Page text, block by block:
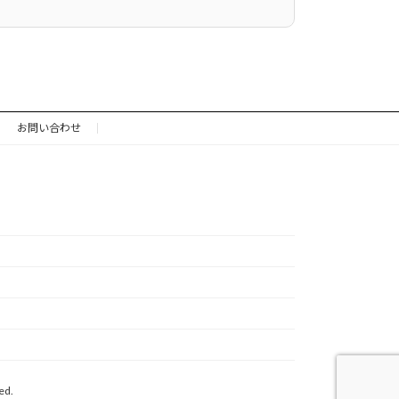
も含みます。以下「書面」とは、本条と同
新されるものとし、その後も同様としま
年会費として、第 4 条各号の区分に従
ます。
お問い合わせ